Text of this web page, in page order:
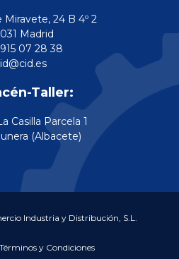
Miravete, 24 B 4º 2
Madrid
07 28 38
Taller:
Casilla Parcela 1
(Albacete)
Industria y Distribución, S.L.
y Condiciones